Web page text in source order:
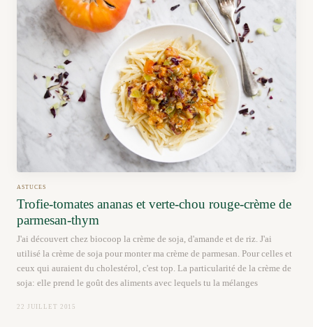
ASTUCES
Trofie-tomates ananas et verte-chou rouge-crème de
parmesan-thym
J'ai découvert chez biocoop la crème de soja, d'amande et de riz. J'ai
utilisé la crème de soja pour monter ma crème de parmesan. Pour celles et
ceux qui auraient du cholestérol, c'est top. La particularité de la crème de
soja: elle prend le goût des aliments avec lequels tu la mélanges
22 JUILLET 2015